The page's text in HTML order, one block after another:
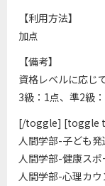
【利用方法】
加点
【備考】
資格レベルに応じ
3級：1点、準2級
[/toggle] [toggle
人間学部-子ども発
人間学部-健康スポ
人間学部-心理カ